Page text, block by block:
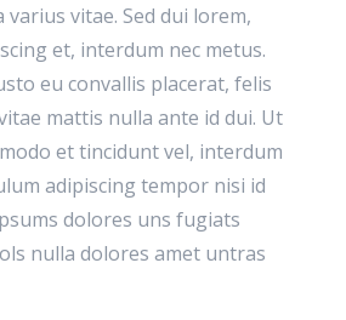
vitae. Sed dui lorem,
et, interdum nec metus.
eu convallis placerat, felis
mattis nulla ante id dui. Ut
et tincidunt vel, interdum
adipiscing tempor nisi id
dolores uns fugiats
nulla dolores amet untras